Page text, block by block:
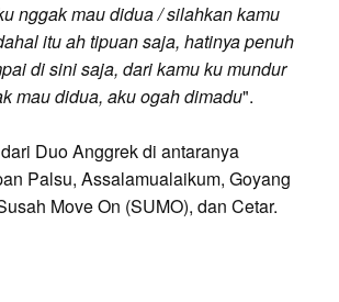
nggak mau didua / silahkan kamu
itu ah tipuan saja, hatinya penuh
di sini saja, dari kamu ku mundur
mau didua, aku ogah dimadu".
Duo Anggrek di antaranya
Palsu, Assalamualaikum, Goyang
Move On (SUMO), dan Cetar.